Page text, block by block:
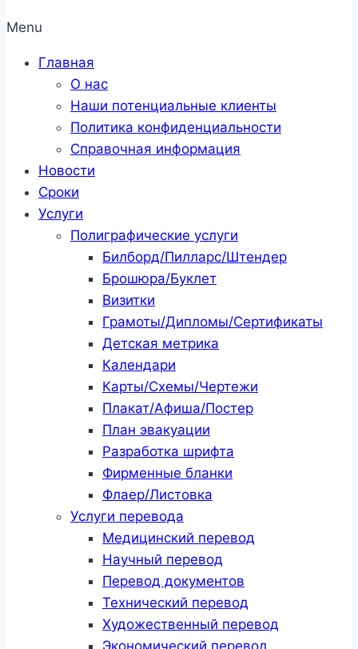
Menu
Главная
О нас
Наши потенциальные клиенты
Политика конфиденциальности
Справочная информация
Новости
Сроки
Услуги
Полиграфические услуги
Билборд/Пилларс/Штендер
Брошюра/Буклет
Визитки
Грамоты/Дипломы/Сертификаты
Детская метрика
Календари
Карты/Схемы/Чертежи
Плакат/Афиша/Постер
План эвакуации
Разработка шрифта
Фирменные бланки
Флаер/Листовка
Услуги перевода
Медицинский перевод
Научный перевод
Перевод документов
Технический перевод
Художественный перевод
Экономический перевод